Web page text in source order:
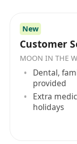
全。 我們深知跨境駕駛對於商務拓展與生活便利的
重要性，因此
出行的可靠夥
地，暢行無阻。
New
Customer
MOON IN THE
Dental,
provided
Extra
holidays